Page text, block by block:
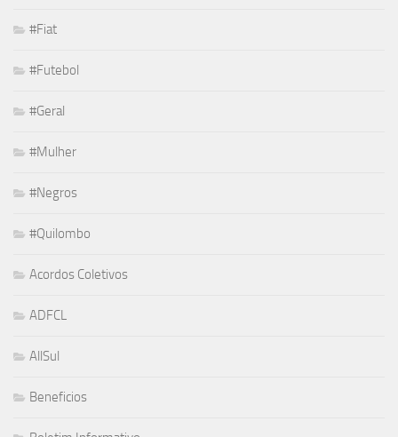
#Fiat
#Futebol
#Geral
#Mulher
#Negros
#Quilombo
Acordos Coletivos
ADFCL
AllSul
Beneficios